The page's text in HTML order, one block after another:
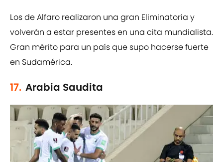
Los de Alfaro realizaron una gran Eliminatoria y
volverán a estar presentes en una cita mundialista.
Gran mérito para un país que supo hacerse fuerte
en Sudamérica.
17. Arabia Saudita